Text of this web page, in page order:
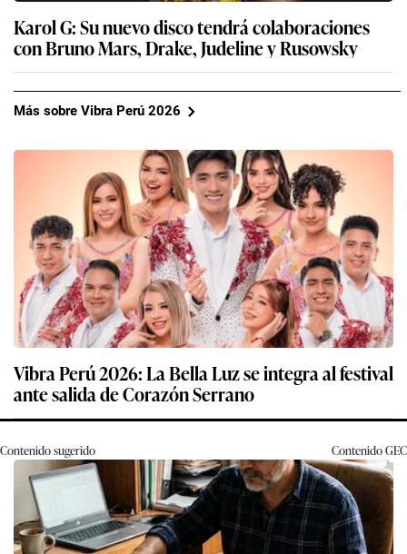
Karol G: Su nuevo disco tendrá colaboraciones
con Bruno Mars, Drake, Judeline y Rusowsky
Más sobre Vibra Perú 2026
Vibra Perú 2026: La Bella Luz se integra al festival
ante salida de Corazón Serrano
Contenido sugerido ContenidoGEC